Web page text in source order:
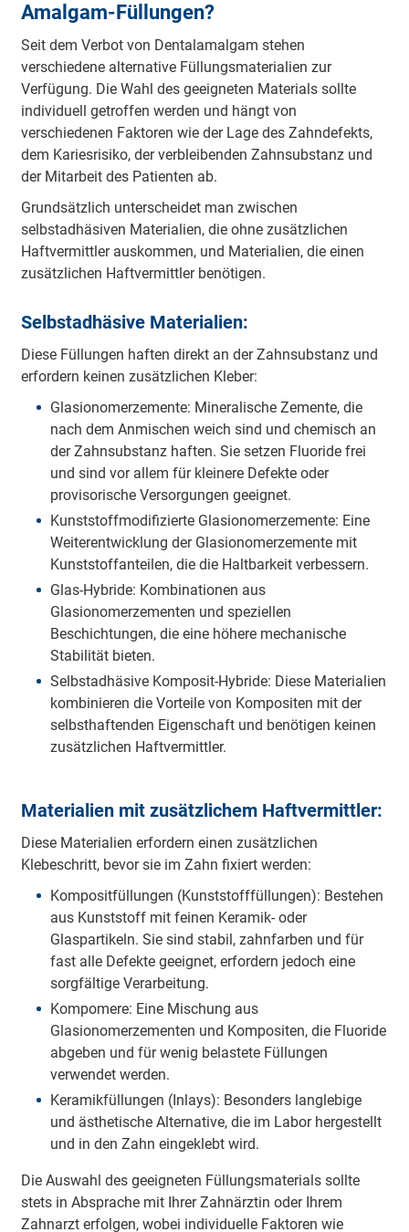
Amalgam-Füllungen?
Seit dem Verbot von Dentalamalgam stehen
verschiedene alternative Füllungsmaterialien zur
Verfügung. Die Wahl des geeigneten Materials sollte
individuell getroffen werden und hängt von
verschiedenen Faktoren wie der Lage des Zahndefekts,
dem Kariesrisiko, der verbleibenden Zahnsubstanz und
der Mitarbeit des Patienten ab.
Grundsätzlich unterscheidet man zwischen
selbstadhäsiven Materialien, die ohne zusätzlichen
Haftvermittler auskommen, und Materialien, die einen
zusätzlichen Haftvermittler benötigen.
Selbstadhäsive Materialien:
Diese Füllungen haften direkt an der Zahnsubstanz und
erfordern keinen zusätzlichen Kleber:
Glasionomerzemente: Mineralische Zemente, die
nach dem Anmischen weich sind und chemisch an
der Zahnsubstanz haften. Sie setzen Fluoride frei
und sind vor allem für kleinere Defekte oder
provisorische Versorgungen geeignet.
Kunststoffmodifizierte Glasionomerzemente: Eine
Weiterentwicklung der Glasionomerzemente mit
Kunststoffanteilen, die die Haltbarkeit verbessern.
Glas-Hybride: Kombinationen aus
Glasionomerzementen und speziellen
Beschichtungen, die eine höhere mechanische
Stabilität bieten.
Selbstadhäsive Komposit-Hybride: Diese Materialien
kombinieren die Vorteile von Kompositen mit der
selbsthaftenden Eigenschaft und benötigen keinen
zusätzlichen Haftvermittler.
Materialien mit zusätzlichem Haftvermittler:
Diese Materialien erfordern einen zusätzlichen
Klebeschritt, bevor sie im Zahn fixiert werden:
Kompositfüllungen (Kunststofffüllungen): Bestehen
aus Kunststoff mit feinen Keramik- oder
Glaspartikeln. Sie sind stabil, zahnfarben und für
fast alle Defekte geeignet, erfordern jedoch eine
sorgfältige Verarbeitung.
Kompomere: Eine Mischung aus
Glasionomerzementen und Kompositen, die Fluoride
abgeben und für wenig belastete Füllungen
verwendet werden.
Keramikfüllungen (Inlays): Besonders langlebige
und ästhetische Alternative, die im Labor hergestellt
und in den Zahn eingeklebt wird.
Die Auswahl des geeigneten Füllungsmaterials sollte
stets in Absprache mit Ihrer Zahnärztin oder Ihrem
Zahnarzt erfolgen, wobei individuelle Faktoren wie